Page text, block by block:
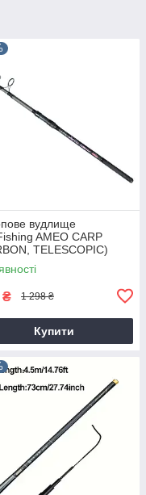
вудлище
AMEO CARP
TELESCOPIC)
/ 120-220 g.
₴ 1 298 ₴
Купити